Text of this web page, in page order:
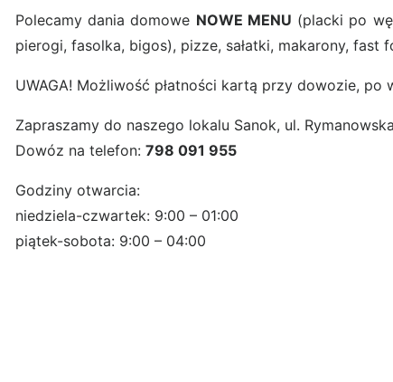
Polecamy dania domowe NOWE MENU (placki po
pierogi, fasolka, bigos), pizze, sałatki, makarony, fast
UWAGA! Możliwość płatności kartą przy dowozie, po
Zapraszamy do naszego lokalu Sanok, ul.
Dowóz na telefon: 798 091 955
Godziny otwarcia:
niedziela-czwartek: 9:00 – 01:00
piątek-sobota: 9:00 – 04:00